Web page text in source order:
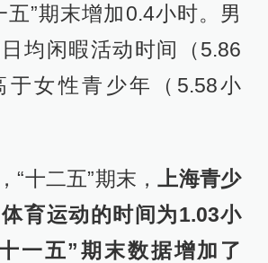
五”期末增加0.4小时。男
均闲暇活动时间（5.86
于女性青少年（5.58小
“十二五”期末，上海青少
育运动的时间为1.03小
一五”期末数据增加了